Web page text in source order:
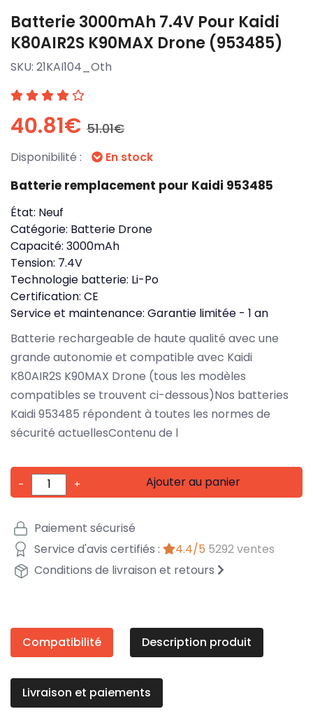
Batterie 3000mAh 7.4V Pour Kaidi
K80AIR2S K90MAX Drone (953485)
SKU: 21KAI104_Oth
40.81€ 51.01€
Disponibilité : En stock
Batterie remplacement pour Kaidi 953485
État: Neuf
Catégorie: Batterie Drone
Capacité: 3000mAh
Tension: 7.4V
Technologie batterie: Li-Po
Certification: CE
Service et maintenance: Garantie limitée - 1 an
Batterie rechargeable de haute qualité avec une
grande autonomie et compatible avec Kaidi
K80AIR2S K90MAX Drone (tous les modèles
compatibles se trouvent ci-dessous)Nos batteries
Kaidi 953485 répondent à toutes les normes de
sécurité actuellesContenu de l
- + Ajouter au panier
Paiement sécurisé
Service d'avis certifiés :
4.4/5 5292 ventes
Conditions de livraison et retours
Compatibilité Description produit
Livraison et paiements